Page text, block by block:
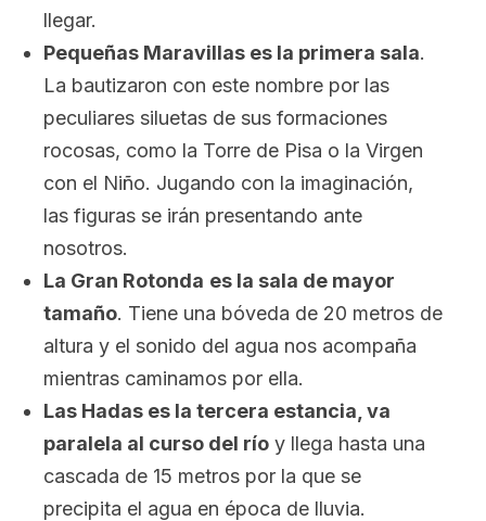
llegar.
Pequeñas Maravillas es la primera sala.
La bautizaron con este nombre por las
peculiares siluetas de sus formaciones
rocosas, como la Torre de Pisa o la Virgen
con el Niño. Jugando con la imaginación,
las figuras se irán presentando ante
nosotros.
La Gran Rotonda es la sala de mayor
tamaño. Tiene una bóveda de 20 metros de
altura y el sonido del agua nos acompaña
mientras caminamos por ella.
Las Hadas es la tercera estancia, va
paralela al curso del río y llega hasta una
cascada de 15 metros por la que se
precipita el agua en época de lluvia.